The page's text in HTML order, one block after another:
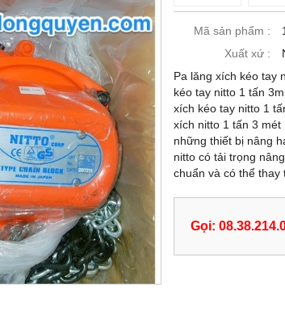
Mã sản phẩm :
Xuất xứ :
Pa lăng xích kéo tay
kéo tay nitto 1 tấn
xích kéo tay nitto 1
xích nitto 1 tấn 3 mét
những thiết bị nâng
nitto có tải trọng
chuẩn và có thể thay
Gọi: